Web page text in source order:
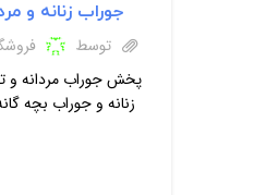
جوراب زنانه و
توسط
پخش جوراب مردانه و
زنانه و جوراب بچه